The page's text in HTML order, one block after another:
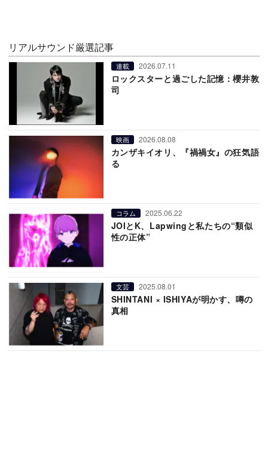
リアルサウンド厳選記事
連載 2026.07.11
ロックスターと過ごした記憶：櫻井敦
司
映画 2026.08.08
カンザキイオリ、『禍禍女』の狂気語
る
コラム 2025.06.22
JOIとK、Lapwingと私たちの“類似
性の正体”
文芸 2025.08.01
SHINTANI × ISHIYAが明かす、噂の
真相